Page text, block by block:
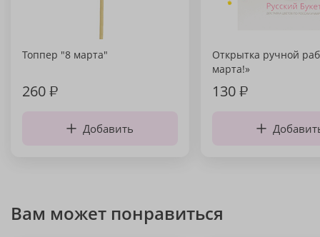
Топпер "8 марта"
260₽
Добавить
Открытка ручной
марта!»
130₽
Вам может понравиться